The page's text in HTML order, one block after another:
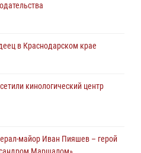
в Краснодарском крае
кинологический центр
майор Иван Пияшев – герой